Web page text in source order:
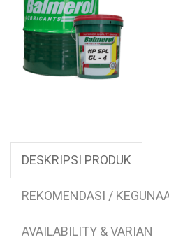
DESKRIPSI PRODUK
REKOMENDASI /
AVAILABILITY & VARIAN